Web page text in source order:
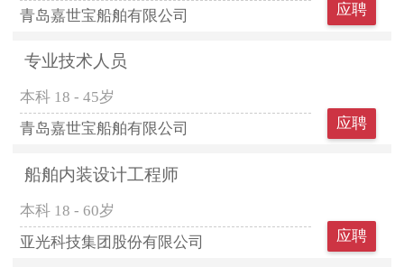
青岛嘉世宝船舶有限公司
应聘
专业技术人员
本科 18 - 45岁
青岛嘉世宝船舶有限公司
应聘
船舶内装设计工程师
本科 18 - 60岁
亚光科技集团股份有限公司
应聘